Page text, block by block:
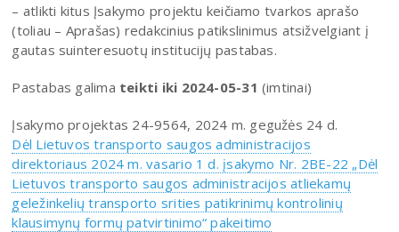
– atlikti kitus Įsakymo projektu keičiamo tvarkos aprašo
(toliau – Aprašas) redakcinius patikslinimus atsižvelgiant į
gautas suinteresuotų institucijų pastabas.
Pastabas galima teikti iki 2024-05-31 (imtinai)
Įsakymo projektas 24-9564, 2024 m. gegužės 24 d.
Dėl Lietuvos transporto saugos administracijos
direktoriaus 2024 m. vasario 1 d. įsakymo Nr. 2BE-22 „Dėl
Lietuvos transporto saugos administracijos atliekamų
geležinkelių transporto srities patikrinimų kontrolinių
klausimynų formų patvirtinimo“ pakeitimo